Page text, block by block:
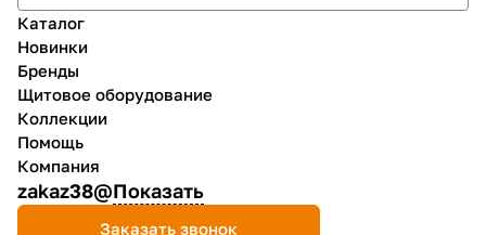
Каталог
Новинки
Бренды
Щитовое оборудование
Коллекции
Помощь
Компания
zakaz38@Показать
Заказать звонок